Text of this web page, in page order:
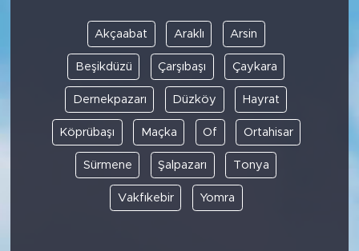
Akçaabat Araklı Arsin
Beşikdüzü Çarşıbaşı Çaykara
Dernekpazarı Düzköy Hayrat
Köprübaşı Maçka Of Ortahisar
Sürmene Şalpazarı Tonya
Vakfıkebir Yomra
POLİTİKA
EKONOMİ
SPOR
KÜLTÜR SANAT
YAŞAM